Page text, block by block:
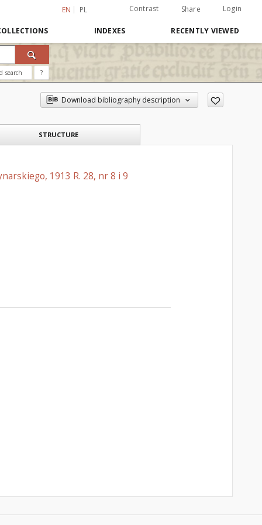
EN PL Contrast Share Login
INDEXES RECENTLY VIEWED
search ?
Download bibliography description
STRUCTURE
1913 R. 28, nr 8 i 9